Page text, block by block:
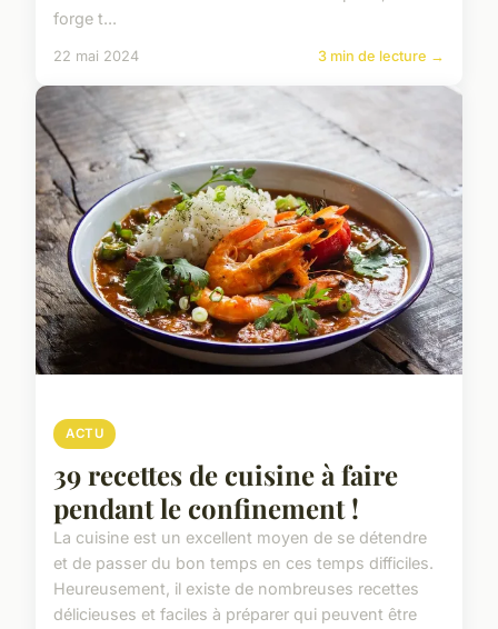
forge t...
22 mai 2024 3 min de lecture →
ACTU
39 recettes de cuisine à faire
pendant le confinement !
La cuisine est un excellent moyen de se détendre
et de passer du bon temps en ces temps difficiles.
Heureusement, il existe de nombreuses recettes
délicieuses et faciles à préparer qui peuvent être